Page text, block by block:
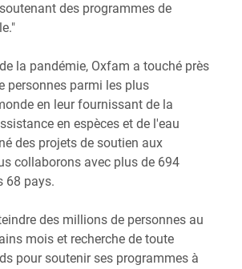
des programmes de
la pandémie, Oxfam a touché près
personnes parmi les plus
en leur fournissant de la
en espèces et de l'eau
des projets de soutien aux
collaborons avec plus de 694
68 pays.
des millions de personnes au
mois et recherche de toute
pour soutenir ses programmes à